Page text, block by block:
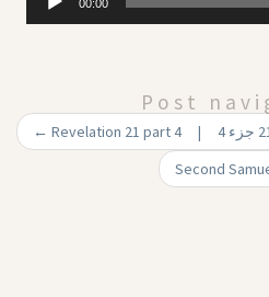
Player
00:00
Post
←